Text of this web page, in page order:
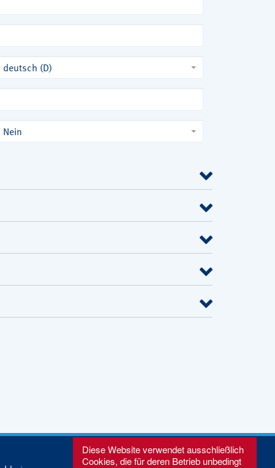
Diese Website verwendet ausschließlich
Cookies, die für deren Betrieb unbedingt
deutsch (D)
Nein